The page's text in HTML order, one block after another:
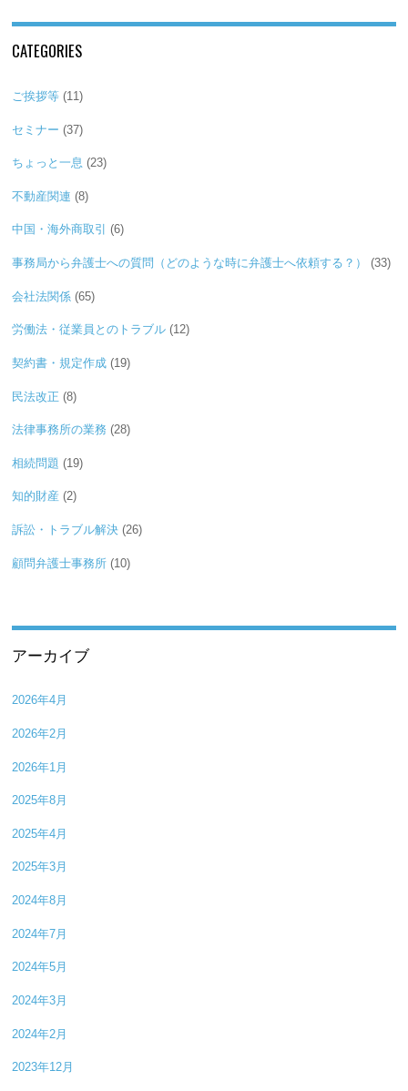
CATEGORIES
ご挨拶等 (11)
セミナー (37)
ちょっと一息 (23)
不動産関連 (8)
中国・海外商取引 (6)
事務局から弁護士への質問（どのような時に弁護士へ依頼する？） (33)
会社法関係 (65)
労働法・従業員とのトラブル (12)
契約書・規定作成 (19)
民法改正 (8)
法律事務所の業務 (28)
相続問題 (19)
知的財産 (2)
訴訟・トラブル解決 (26)
顧問弁護士事務所 (10)
アーカイブ
2026年4月
2026年2月
2026年1月
2025年8月
2025年4月
2025年3月
2024年8月
2024年7月
2024年5月
2024年3月
2024年2月
2023年12月